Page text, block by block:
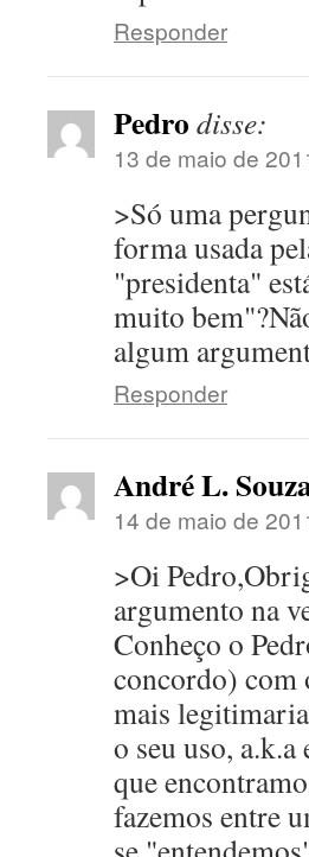
Responder
Pedro disse:
13 de maio de
>Só uma
forma usada
"presidenta"
muito
algum
Responder
André L.
14 de maio de
>Oi
argumento na
Conheço o
concordo) com
mais
o seu uso,
que
fazemos entre